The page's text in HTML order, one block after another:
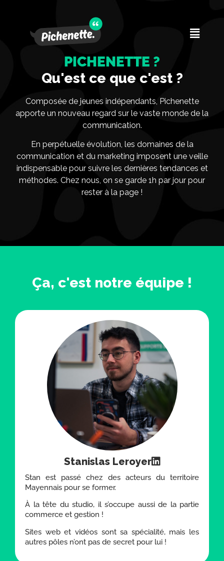
PICHENETTE ?
Qu'est ce que c'est ?
Composée de jeunes indépendants, Pichenette
apporte un nouveau regard sur le vaste monde de la
communication.
En perpétuelle évolution, les domaines de la
communication et du marketing imposent une veille
indispensable pour suivre les dernières tendances et
méthodes. Chez nous, on se garde 1h par jour pour
rester à la page !
Ça, c'est notre équipe !
Stanislas Leroyer
Stan est passé chez des acteurs du territoire
Mayennais pour se former.
À la tête du studio, il s’occupe aussi de la partie
commerce et gestion !
Sites web et vidéos sont sa spécialité, mais les
autres pôles n’ont pas de secret pour lui !